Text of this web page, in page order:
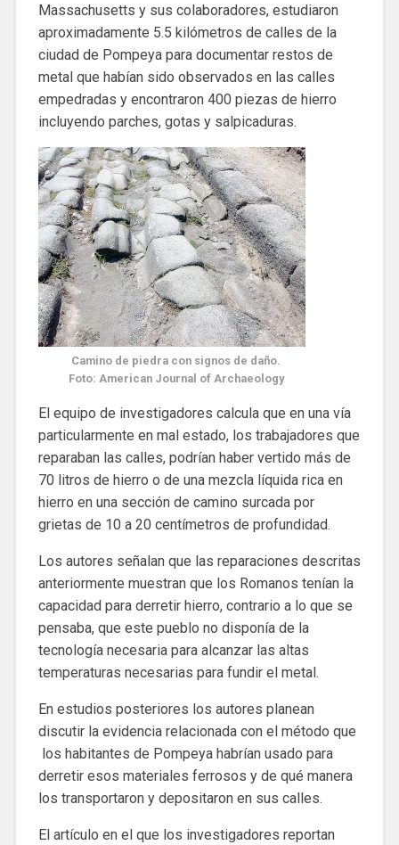
Massachusetts y sus colaboradores, estudiaron
aproximadamente 5.5 kilómetros de calles de la
ciudad de Pompeya para documentar restos de
metal que habían sido observados en las calles
empedradas y encontraron 400 piezas de hierro
incluyendo parches, gotas y salpicaduras.
Camino de piedra con signos de daño.
Foto: American Journal of Archaeology
El equipo de investigadores calcula que en una vía
particularmente en mal estado, los trabajadores que
reparaban las calles, podrían haber vertido más de
70 litros de hierro o de una mezcla líquida rica en
hierro en una sección de camino surcada por
grietas de 10 a 20 centímetros de profundidad.
Los autores señalan que las reparaciones descritas
anteriormente muestran que los Romanos tenían la
capacidad para derretir hierro, contrario a lo que se
pensaba, que este pueblo no disponía de la
tecnología necesaria para alcanzar las altas
temperaturas necesarias para fundir el metal.
En estudios posteriores los autores planean
discutir la evidencia relacionada con el método que
los habitantes de Pompeya habrían usado para
derretir esos materiales ferrosos y de qué manera
los transportaron y depositaron en sus calles.
El artículo en el que los investigadores reportan